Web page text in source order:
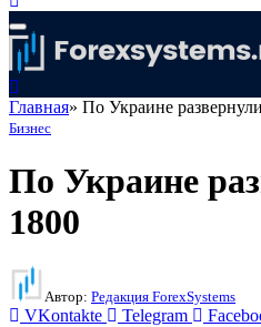
Главная» По Украине
Бизнес
По Украине
1800
Автор: Редакция ForexSystems
VKontakte Telegram